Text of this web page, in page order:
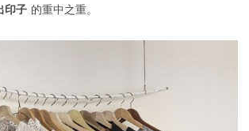
印子 的重中之重。